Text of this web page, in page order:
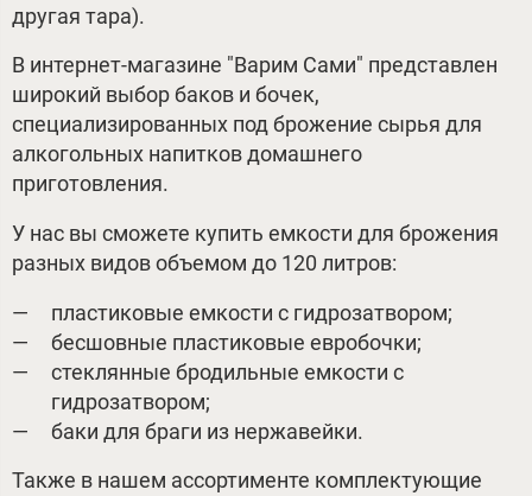
другая тара).
В интернет-магазине "Варим Сами" представлен
широкий выбор баков и бочек,
специализированных под брожение сырья для
алкогольных напитков домашнего
приготовления.
У нас вы сможете купить емкости для брожения
разных видов объемом до 120 литров:
пластиковые емкости с гидрозатвором;
бесшовные пластиковые евробочки;
стеклянные бродильные емкости с
гидрозатвором;
баки для браги из нержавейки.
Также в нашем ассортименте комплектующие